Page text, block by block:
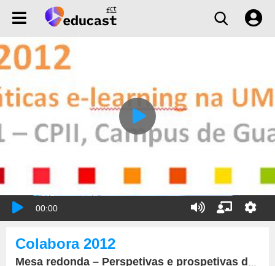
00:00
Colabora 2012
Mesa redonda – Perspetivas e prospetivas do e-learning na Universidade do Minho